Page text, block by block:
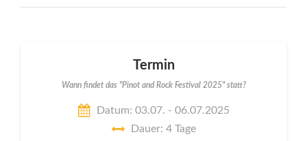
Termin
Wann findet das "Pinot and Rock Festival 2025" statt?
Datum: 03.07. - 06.07.2025
Dauer: 4 Tage